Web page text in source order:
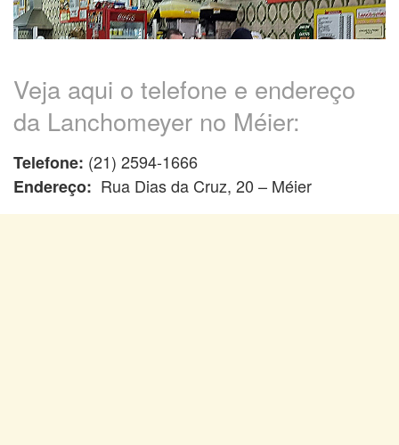
Veja aqui o telefone e endereço
da Lanchomeyer no Méier:
Telefone: (21) 2594-1666
Endereço: Rua Dias da Cruz, 20 – Méier